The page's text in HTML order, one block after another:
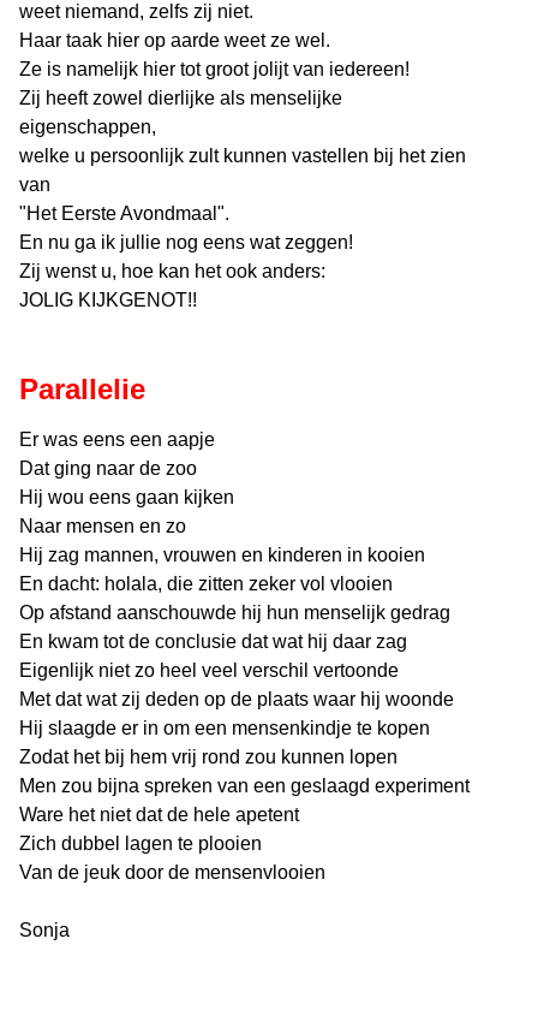
weet niemand, zelfs zij niet.
Haar taak hier op aarde weet ze wel.
Ze is namelijk hier tot groot jolijt van iedereen!
Zij heeft zowel dierlijke als menselijke
eigenschappen,
welke u persoonlijk zult kunnen vastellen bij het zien
van
"Het Eerste Avondmaal".
En nu ga ik jullie nog eens wat zeggen!
Zij wenst u, hoe kan het ook anders:
JOLIG KIJKGENOT!!
Parallelie
Er was eens een aapje
Dat ging naar de zoo
Hij wou eens gaan kijken
Naar mensen en zo
Hij zag mannen, vrouwen en kinderen in kooien
En dacht: holala, die zitten zeker vol vlooien
Op afstand aanschouwde hij hun menselijk gedrag
En kwam tot de conclusie dat wat hij daar zag
Eigenlijk niet zo heel veel verschil vertoonde
Met dat wat zij deden op de plaats waar hij woonde
Hij slaagde er in om een mensenkindje te kopen
Zodat het bij hem vrij rond zou kunnen lopen
Men zou bijna spreken van een geslaagd experiment
Ware het niet dat de hele apetent
Zich dubbel lagen te plooien
Van de jeuk door de mensenvlooien
Sonja